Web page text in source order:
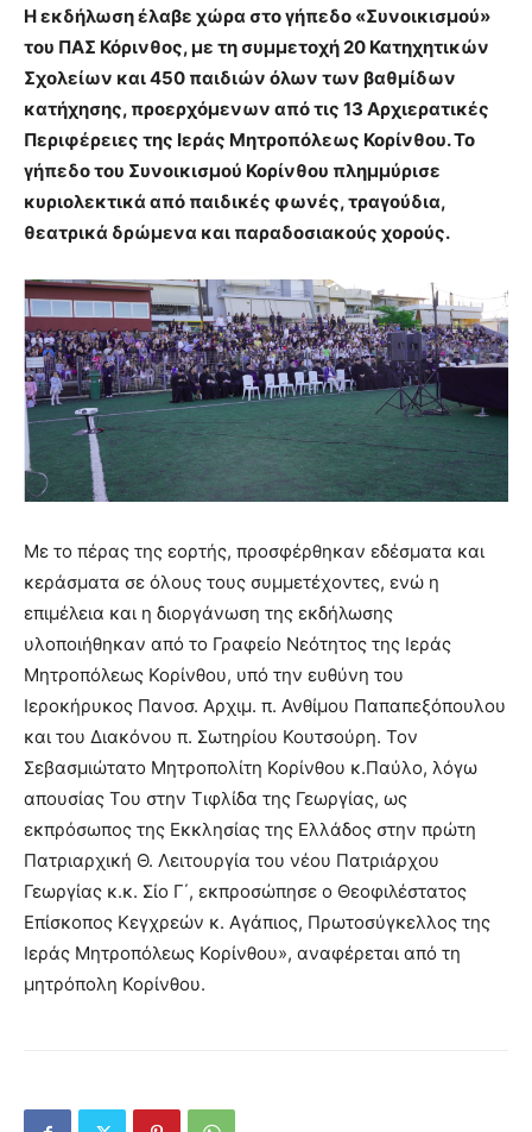
Η εκδήλωση έλαβε χώρα στο γήπεδο «Συνοικισμού»
του ΠΑΣ Κόρινθος, με τη συμμετοχή 20 Κατηχητικών
Σχολείων και 450 παιδιών όλων των βαθμίδων
κατήχησης, προερχόμενων από τις 13 Αρχιερατικές
Περιφέρειες της Ιεράς Μητροπόλεως Κορίνθου. Το
γήπεδο του Συνοικισμού Κορίνθου πλημμύρισε
κυριολεκτικά από παιδικές φωνές, τραγούδια,
θεατρικά δρώμενα και παραδοσιακούς χορούς.
Με το πέρας της εορτής, προσφέρθηκαν εδέσματα και
κεράσματα σε όλους τους συμμετέχοντες, ενώ η
επιμέλεια και η διοργάνωση της εκδήλωσης
υλοποιήθηκαν από το Γραφείο Νεότητος της Ιεράς
Μητροπόλεως Κορίνθου, υπό την ευθύνη του
Ιεροκήρυκος Πανοσ. Αρχιμ. π. Ανθίμου Παπαπεξόπουλου
και του Διακόνου π. Σωτηρίου Κουτσούρη. Τον
Σεβασμιώτατο Μητροπολίτη Κορίνθου κ.Παύλο, λόγω
απουσίας Του στην Τιφλίδα της Γεωργίας, ως
εκπρόσωπος της Εκκλησίας της Ελλάδος στην πρώτη
Πατριαρχική Θ. Λειτουργία του νέου Πατριάρχου
Γεωργίας κ.κ. Σίο Γ΄, εκπροσώπησε ο Θεοφιλέστατος
Επίσκοπος Κεγχρεών κ. Αγάπιος, Πρωτοσύγκελλος της
Ιεράς Μητροπόλεως Κορίνθου», αναφέρεται από τη
μητρόπολη Κορίνθου.